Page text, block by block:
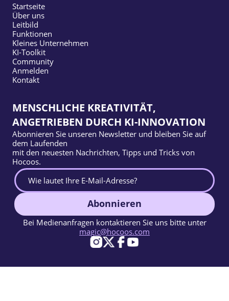
Startseite
Über uns
Leitbild
Funktionen
Kleines Unternehmen
KI-Toolkit
Community
Anmelden
Kontakt
MENSCHLICHE KREATIVITÄT,
ANGETRIEBEN DURCH KI-INNOVATION
Abonnieren Sie unseren Newsletter und bleiben Sie auf
dem Laufenden
mit den neuesten Nachrichten, Tipps und Tricks von
Hocoos.
Abonnieren
Bei Medienanfragen kontaktieren Sie uns bitte unter
magic@hocoos.com